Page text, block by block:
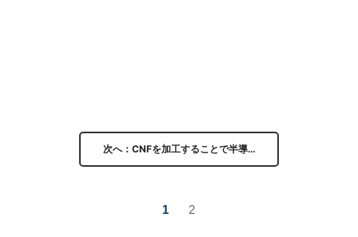
次へ：CNFを加工することで半導…
1 2